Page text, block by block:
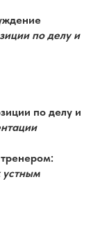
по делу и
по делу и
устным